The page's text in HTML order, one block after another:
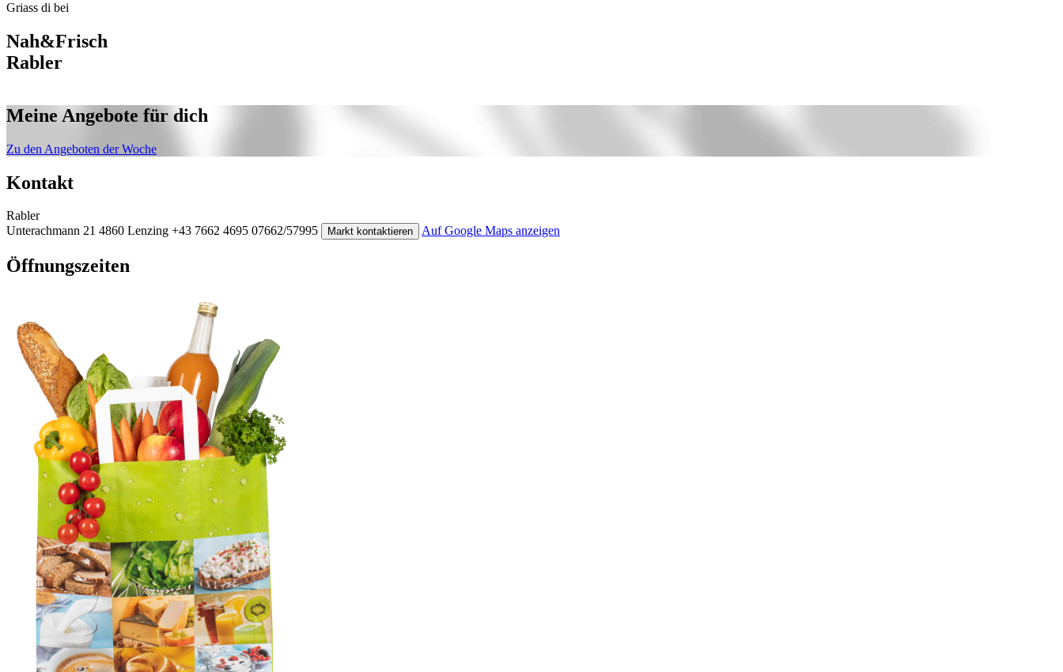
Griass di bei
Nah&Frisch
Rabler
Meine Angebote für dich
Zu den Angeboten der Woche
Kontakt
Rabler
Unterachmann 21 4860 Lenzing +43 7662 4695 07662/57995 Markt kontaktieren Auf Google Maps anzeigen
Öffnungszeiten